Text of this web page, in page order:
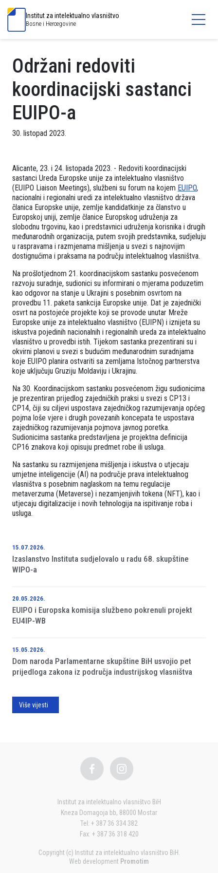
Institut za intelektualno vlasništvo
Bosne i Hercegovine
Održani redoviti
koordinacijski sastanci
EUIPO-a
30. listopad 2023.
Alicante, 23. i 24. listopada 2023. - Redoviti koordinacijski
sastanci Ureda Europske unije za intelektualno vlasništvo
(EUIPO Liaison Meetings), službeni su forum na kojem EUIPO,
nacionalni i regionalni uredi za intelektualno vlasništvo država
članica Europske unije, zemlje kandidatkinje za članstvo u
Europskoj uniji, zemlje članice Europskog udruženja za
slobodnu trgovinu, kao i predstavnici udruženja korisnika i drugih
međunarodnih organizacija, putem svojih predstavnika, sudjeluju
u raspravama i razmjenama mišljenja u svezi s najnovijim
dostignućima i praksama na području intelektualnog vlasništva.
Na prošlotjednom 21. koordinacijskom sastanku posvećenom
razvoju suradnje, sudionici su informirani o mjerama poduzetim
kao odgovor na stanje u Ukrajini s posebnim osvrtom na
provedbu 11. paketa sankcija Europske unije. Dat je zajednički
osvrt na postojeće projekte koji se provode unutar Mreže
Europske unije za intelektualno vlasništvo (EUIPN) i iznijeta su
iskustva pojedinih nacionalnih i regionalnih ureda za intelektualno
vlasništvo u provedbi istih. Tijekom sastanka prezentirani su i
okvirni planovi u svezi s budućim međunarodnim suradnjama
koje EUIPO planira ostvariti sa zemljama Istočnog partnerstva
koje uključuju Gruziju Moldaviju i Ukrajinu.
Na 30. Koordinacijskom sastanku posvećenom žigu sudionicima
je prezentiran prijedlog zajedničkih praksi u svezi s CP13 i
CP14, čiji su ciljevi uspostava zajedničkog razumijevanja općeg
pojma loše vjere i drugih povezanih koncepata te uspostava
zajedničkog razumijevanja pojmova javnog poretka.
Sudionicima sastanka predstavljena je projektna definicija
CP16 znakova koji opisuju predmet robe ili usluga.
Na sastanku su razmijenjena mišljenja i iskustva o utjecaju
umjetne inteligencije (AI) na područje prava intelektualnog
vlasništva s posebnim naglaskom na temu regulacije
metaverzuma (Metaverse) i nezamjenjivih tokena (NFT), kao i
utjecaju digitalizacije i novih tehnologija na ispitivanje roba i
usluga.
15.07.2026.
Izaslanstvo Instituta sudjelovalo u radu 68. skupštine
WIPO-a
20.05.2026.
EUIPO i Europska komisija službeno pokrenuli projekt
EU4IP-WB
15.05.2026.
Dom naroda Parlamentarne skupštine BiH usvojio pet
prijedloga zakona iz područja industrijskog vlasništva
Više vijesti
Institut za intelektualno vlasništvo BiH
Kneza Domagoja bb, 88000 Mostar
Tel: + 387 36 334 382
Fax: + 387 36 318 420
Copyright (c) Institut za intelektualno vlasništvo BiH.
Web development Promotim